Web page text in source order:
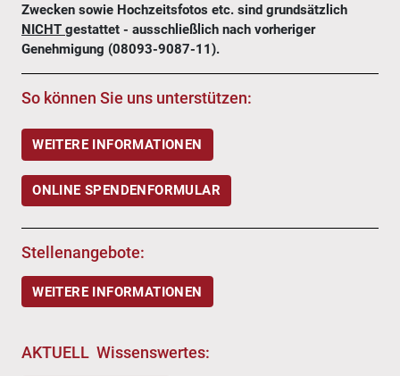
Zwecken sowie Hochzeitsfotos etc. sind grundsätzlich
NICHT gestattet - ausschließlich nach vorheriger
Genehmigung (08093-9087-11).
So können Sie uns unterstützen:
WEITERE INFORMATIONEN
ONLINE SPENDENFORMULAR
Stellenangebote:
WEITERE INFORMATIONEN
AKTUELL Wissenswertes: